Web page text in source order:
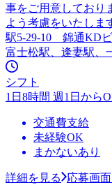
事をご用意しており
よう考慮をいたしま
駅5-29-10 錦通KD
富士松駅、逢妻駅、
シフト
1日8時間 週1日から
交通費支給
未経験OK
まかないあり
詳細を見る
応募画